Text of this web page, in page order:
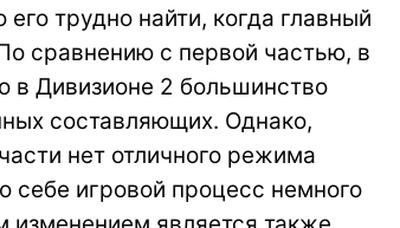
трудно найти, когда главный
сравнению с первой частью, в
в Дивизионе 2 большинство
составляющих. Однако,
нет отличного режима
себе игровой процесс немного